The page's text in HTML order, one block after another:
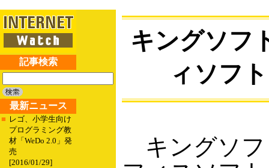
記事検索
最新ニュース
■ レゴ、小学生向け
プログラミング教
材「WeDo 2.0」発
売
[2016/01/29]
キングソフ
ィソフ
キングソフ